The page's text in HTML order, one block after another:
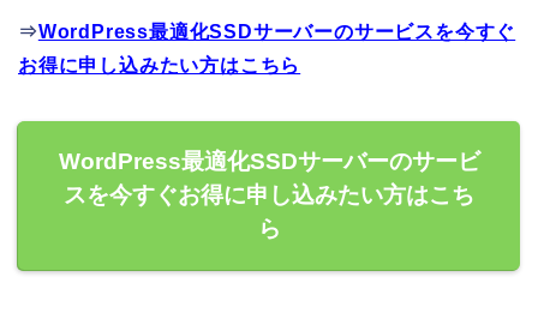
⇒WordPress最適化SSDサーバーのサービスを今すぐ
お得に申し込みたい方はこちら
WordPress最適化SSDサーバーのサービ
スを今すぐお得に申し込みたい方はこち
ら